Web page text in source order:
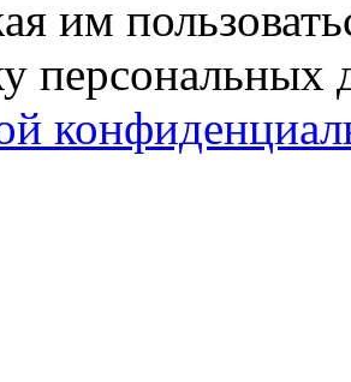
им
персональных